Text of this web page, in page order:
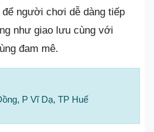
người chơi dễ dàng tiếp
như giao lưu cùng với
đam mê.
P Vĩ Dạ, TP Huế